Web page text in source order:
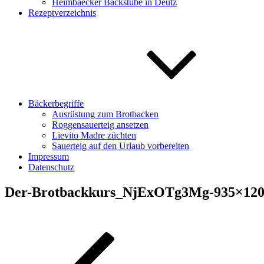
Heimbaecker Backstube in Deutz
Rezeptverzeichnis
Bäckerbegriffe
Ausrüstung zum Brotbacken
Roggensauerteig ansetzen
Lievito Madre züchten
Sauerteig auf den Urlaub vorbereiten
Impressum
Datenschutz
Der-Brotbackkurs_NjExOTg3Mg-
Beitragsnavigation